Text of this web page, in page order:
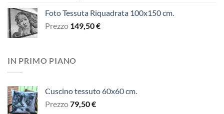
Foto Tessuta Riquadrata 100x150 cm.
Prezzo 149,50€
IN PRIMO PIANO
Cuscino tessuto 60x60 cm.
Prezzo79,50€